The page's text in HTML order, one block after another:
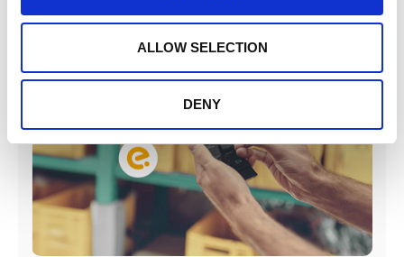
ALLOW SELECTION
DENY